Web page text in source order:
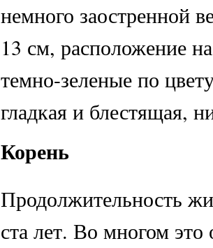
немного заостренной
13 см, расположение
темно-зеленые по
гладкая и блестящая,
Корень
Продолжительность
ста лет. Во многом это